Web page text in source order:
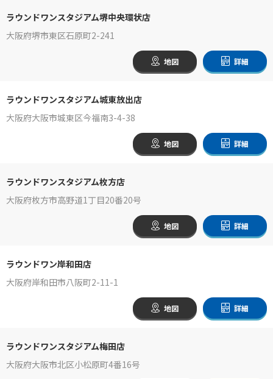
ラウンドワンスタジアム堺中央環状店
大阪府堺市東区石原町2-241
地図 詳細
ラウンドワンスタジアム城東放出店
大阪府大阪市城東区今福南3-4-38
地図 詳細
ラウンドワンスタジアム枚方店
大阪府枚方市高野道1丁目20番20号
地図 詳細
ラウンドワン岸和田店
大阪府岸和田市八阪町2-11-1
地図 詳細
ラウンドワンスタジアム梅田店
大阪府大阪市北区小松原町4番16号